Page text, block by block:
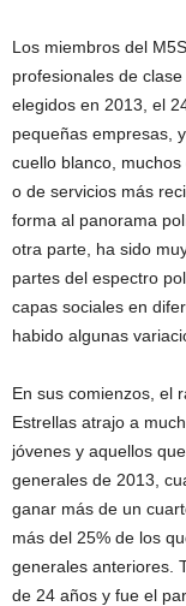
Los miembros del
profesionales de
elegidos en 2013, el
pequeñas empresas,
cuello blanco,
o de servicios más
forma al panorama
otra parte, ha sido
partes del espectro
capas sociales en
habido algunas
En sus comienzos, el
Estrellas atrajo a
jóvenes y aquellos
generales de 2013,
ganar más de un
más del 25% de los
generales anteriores.
de 24 años y fue el